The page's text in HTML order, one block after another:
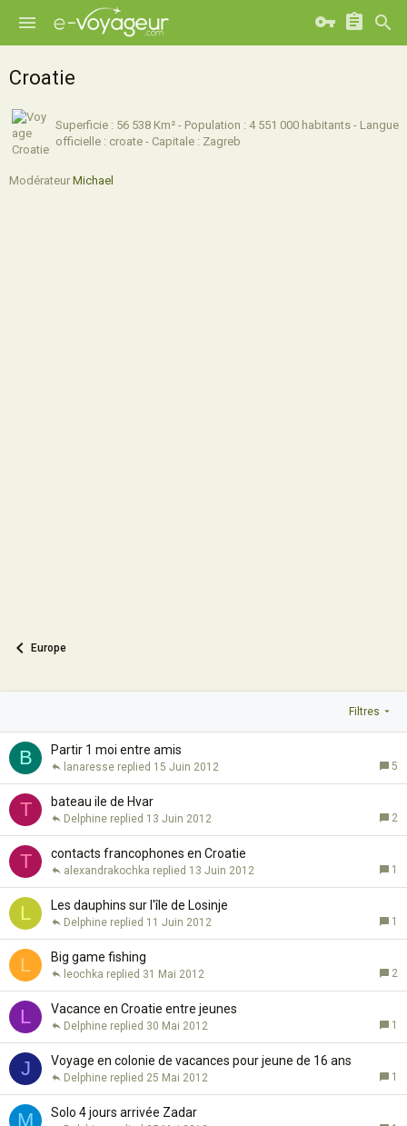
Croatie
Superficie : 56 538 Km² - Population : 4 551 000 habitants - Langue
officielle : croate - Capitale : Zagreb
Modérateur Michael
Europe
Filtres
B Partir 1 moi entre amis
5
15 Juin 2012
lanaresse
T bateau ile de Hvar
2
13 Juin 2012
Delphine
T contacts francophones en Croatie
1
13 Juin 2012
alexandrakochka
L Les dauphins sur l'île de Losinje
1
11 Juin 2012
Delphine
L Big game fishing
2
31 Mai 2012
leochka
L Vacance en Croatie entre jeunes
1
30 Mai 2012
Delphine
J Voyage en colonie de vacances pour jeune de 16 ans
1
25 Mai 2012
Delphine
M Solo 4 jours arrivée Zadar